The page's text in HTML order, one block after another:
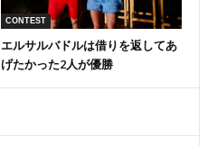
CONTEST
エルサルバドルは借りを返してあ
げたかった2人が優勝